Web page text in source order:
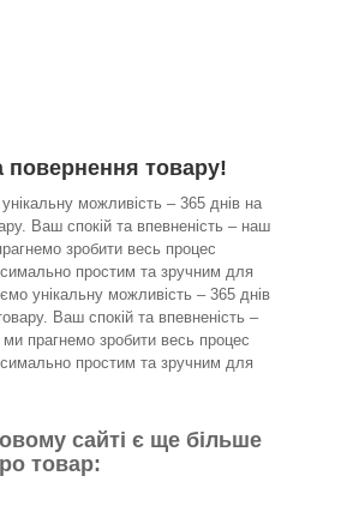
повернення товару!
можливість – 365 днів на
Ваш спокій та впевненість – наш
зробити весь процес
простим та зручним для
унікальну можливість – 365 днів
Ваш спокій та впевненість –
ми прагнемо зробити весь процес
простим та зручним для
сайті є ще більше
товар: